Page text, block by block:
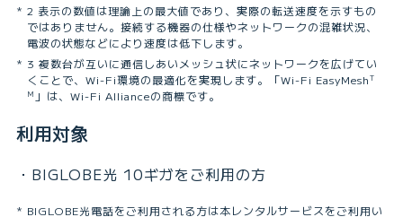
2 表⽰の数値は理論上の最⼤値であり、実際の転送速度を⽰すもの
ではありません。接続する機器の仕様やネットワークの混雑状況、
電波の状態などにより速度は低下します。
3 複数台が互いに通信しあいメッシュ状にネットワークを広げてい
くことで、Wi-Fi環境の最適化を実現します。「Wi-Fi EasyMeshT
M 」は、Wi-Fi Allianceの商標です。
利用対象
・BIGLOBE光 10ギガをご利用の方
BIGLOBE光電話をご利用される方は本レンタルサービスをご利用い